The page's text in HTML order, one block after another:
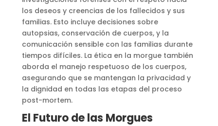
los deseos y creencias de los fallecidos y sus
familias. Esto incluye decisiones sobre
autopsias, conservación de cuerpos, y la
comunicación sensible con las familias durante
tiempos difíciles. La ética en la morgue también
aborda el manejo respetuoso de los cuerpos,
asegurando que se mantengan la privacidad y
la dignidad en todas las etapas del proceso
post-mortem.
El Futuro de las Morgues